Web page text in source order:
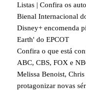
Listas | Confira os
Bienal Internacional
Disney+ encomenda
Earth' do EPCOT
Confira o que está
ABC, CBS, FOX e
Melissa Benoist,
protagonizar novas